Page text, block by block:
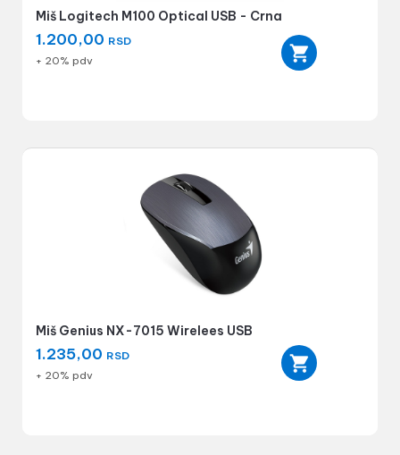
Miš Logitech M100 Optical USB - Crna
1.200,00 RSD
+ 20% pdv
Miš Genius NX-7015 Wirelees USB
1.235,00 RSD
+ 20% pdv